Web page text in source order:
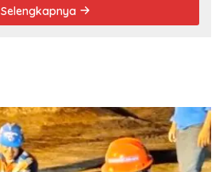
Selengkapnya